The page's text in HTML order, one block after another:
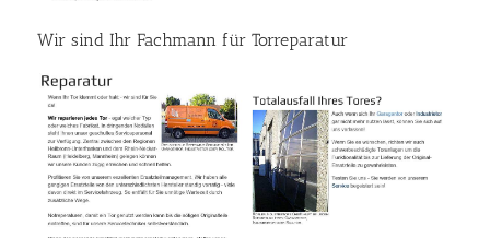
Wir sind Ihr Fachmann für Torreparatur